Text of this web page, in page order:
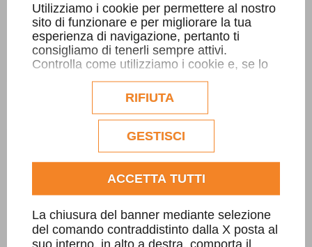
Utilizziamo i cookie per permettere al nostro
sito di funzionare e per migliorare la tua
esperienza di navigazione, pertanto ti
consigliamo di tenerli sempre attivi.
Controlla come utilizziamo i cookie e, se lo
desideri, personalizzane la configurazione.
Eventuali cookie di profilazione o
commerciali verranno utilizzati
esclusivamente previa acquisizione del
consenso dell'utente.
Consulta l'informativa cookie completa.
RIFIUTA
GESTISCI
ACCETTA TUTTI
La chiusura del banner mediante selezione
del comando contraddistinto dalla X posta al
suo interno, in alto a destra, comporta il
Scala Sarizzo